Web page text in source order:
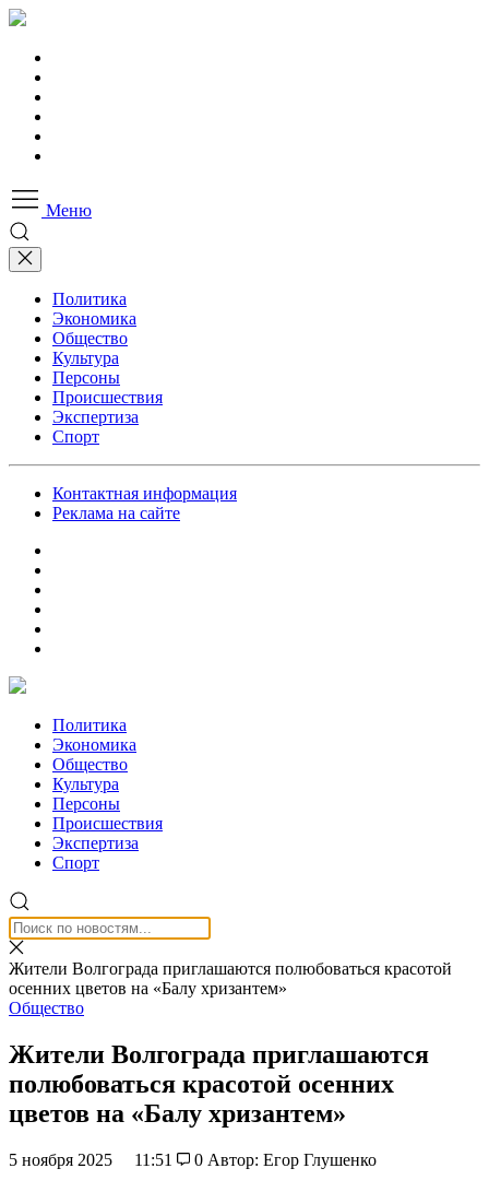
Меню
Политика
Экономика
Общество
Культура
Персоны
Происшествия
Экспертиза
Спорт
Контактная информация
Реклама на сайте
Политика
Экономика
Общество
Культура
Персоны
Происшествия
Экспертиза
Спорт
Жители Волгограда приглашаются полюбоваться красотой
осенних цветов на «Балу хризантем»
Общество
Жители Волгограда приглашаются
полюбоваться красотой осенних
цветов на «Балу хризантем»
5 ноября 2025 11:51 0 Автор: Егор Глушенко